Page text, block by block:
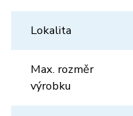
Lokalita
Max. rozměr
výrobku